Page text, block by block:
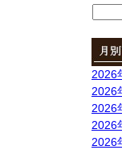
2026
2026
2026
2026
2026